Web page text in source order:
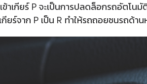
าเกียร์ P จะเป็นการปลดล็อกรถอัตโ
ยร์จาก P เป็น R ทำให้รถถอยชนรถด้าน